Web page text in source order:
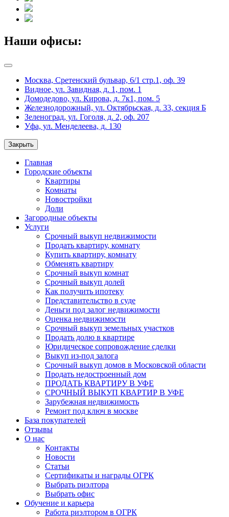
Наши офисы:
Москва, Сретенский бульвар, 6/1 стр.1, оф. 39
Видное, ул. Завидная, д. 1, пом. 1
Домодедово, ул. Кирова, д. 7к1, пом. 5
Железнодорожный, ул. Октябрьская, д. 33, секция Б
Зеленоград, ул. Гоголя, д. 2, оф. 207
Уфа, ул. Менделеева, д. 130
Закрыть
Главная
Городские объекты
Квартиры
Комнаты
Новостройки
Доли
Загородные объекты
Услуги
Срочный выкуп недвижимости
Продать квартиру, комнату
Купить квартиру, комнату
Обменять квартиру
Срочный выкуп комнат
Срочный выкуп долей
Как получить ипотеку
Представительство в суде
Деньги под залог недвижимости
Оценка недвижимости
Срочный выкуп земельных участков
Продать долю в квартире
Юридическое сопровождение сделки
Выкуп из-под залога
Срочный выкуп домов в Московской области
Продать недостроенный дом
ПРОДАТЬ КВАРТИРУ В УФЕ
СРОЧНЫЙ ВЫКУП КВАРТИР В УФЕ
Зарубежная недвижимость
Ремонт под ключ в москве
База покупателей
Отзывы
О нас
Контакты
Новости
Статьи
Сертификаты и награды ОГРК
Выбрать риэлтора
Выбрать офис
Обучение и карьера
Работа риэлтором в ОГРК